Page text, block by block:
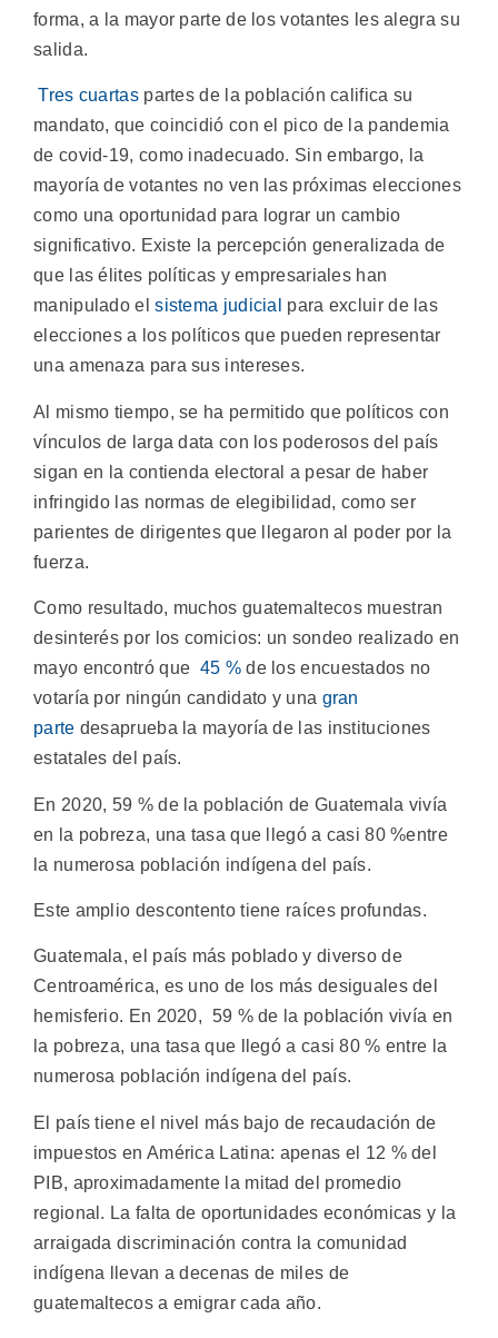
forma, a la mayor parte de los votantes les alegra su
salida.
Tres cuartaspartes de la población califica su
mandato, que coincidió con el pico de la pandemia
de covid-19, como inadecuado. Sin embargo, la
mayoría de votantes no ven las próximas elecciones
como una oportunidad para lograr un cambio
significativo. Existe la percepción generalizada de
que las élites políticas y empresariales han
manipulado elsistema judicial para excluir de las
elecciones a los políticos que pueden representar
una amenaza para sus intereses.
Al mismo tiempo, se ha permitido que políticos con
vínculos de larga data con los poderosos del país
sigan en la contienda electoral a pesar de haber
infringido las normas de elegibilidad, como ser
parientes de dirigentes que llegaron al poder por la
fuerza.
Como resultado, muchos guatemaltecos muestran
desinterés por los comicios: un sondeo realizado en
mayo encontró que 45 %de los encuestados no
votaría por ningún candidato y una gran
parte desaprueba la mayoría de las instituciones
estatales del país.
En 2020, 59 % de la población de Guatemala vivía
en la pobreza, una tasa que llegó a casi 80 %entre
la numerosa población indígena del país.
Este amplio descontento tiene raíces profundas.
Guatemala, el país más poblado y diverso de
Centroamérica, es uno de los más desiguales del
hemisferio. En 2020, 59 % de la población vivía en
la pobreza, una tasa que llegó a casi 80 % entre la
numerosa población indígena del país.
El país tiene el nivel más bajo de recaudación de
impuestos en América Latina: apenas el 12 % del
PIB, aproximadamente la mitad del promedio
regional. La falta de oportunidades económicas y la
arraigada discriminación contra la comunidad
indígena llevan a decenas de miles de
guatemaltecos a emigrar cada año.